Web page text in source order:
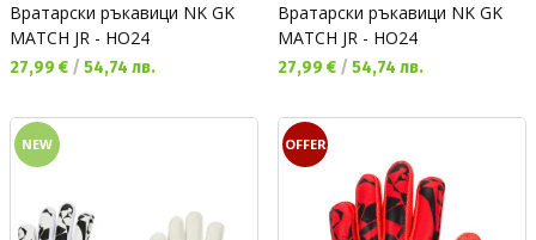
Вратарски ръкавици NK GK
MATCH JR - HO24
Текуща цена:
27,99 € / 54,74 лв.
Вратарски ръкавици NK GK
MATCH JR - HO24
Текуща цена:
27,99 € / 54,74 лв.
NEW OFFER